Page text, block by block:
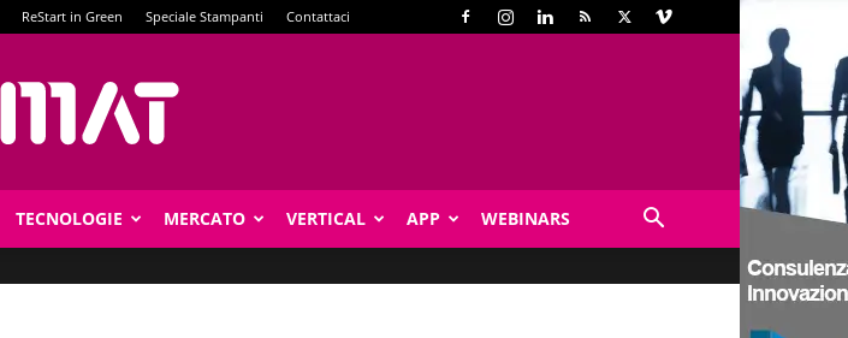
ReStart in Green Speciale Stampanti Contattaci
TECNOLOGIE MERCATO VERTICAL APP WEBINARS